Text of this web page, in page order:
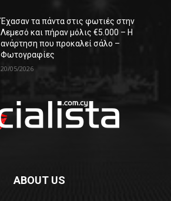
Έχασαν τα πάντα στις φωτιές στην
Λεμεσό και πήραν μόλις €5.000 – Η
ανάρτηση που προκαλεί σάλο –
Φωτογραφίες
20/05/2026
ABOUT US